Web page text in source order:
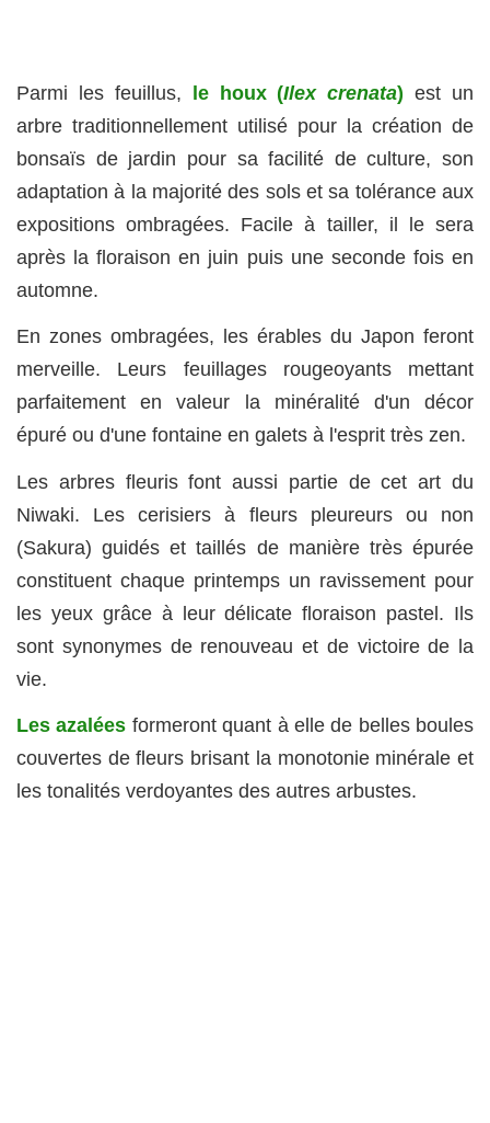
Parmi les feuillus, le houx (Ilex crenata) est un
arbre traditionnellement utilisé pour la création de
bonsaïs de jardin pour sa facilité de culture, son
adaptation à la majorité des sols et sa tolérance aux
expositions ombragées. Facile à tailler, il le sera
après la floraison en juin puis une seconde fois en
automne.
En zones ombragées, les érables du Japon feront
merveille. Leurs feuillages rougeoyants mettant
parfaitement en valeur la minéralité d'un décor
épuré ou d'une fontaine en galets à l'esprit très zen.
Les arbres fleuris font aussi partie de cet art du
Niwaki. Les cerisiers à fleurs pleureurs ou non
(Sakura) guidés et taillés de manière très épurée
constituent chaque printemps un ravissement pour
les yeux grâce à leur délicate floraison pastel. Ils
sont synonymes de renouveau et de victoire de la
vie.
Les azalées formeront quant à elle de belles boules
couvertes de fleurs brisant la monotonie minérale et
les tonalités verdoyantes des autres arbustes.